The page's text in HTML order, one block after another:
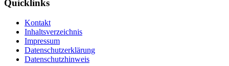
Quicklinks
Kontakt
Inhaltsverzeichnis
Impressum
Datenschutzerklärung
Datenschutzhinweis